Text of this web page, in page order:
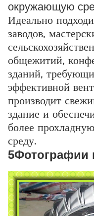
окружающую
Идеально
заводов,
общежитий,
зданий,
эффективной
производит
здание и
более
среду.
5Фотографии